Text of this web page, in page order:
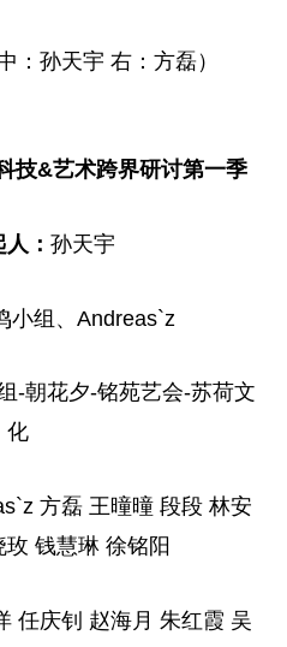
：孙天宇 右：方磊）
技&艺术跨界研讨第一季
： 孙天宇
小组、Andreas`z
-朝花夕-铭苑艺会-苏荷文
化
方磊 王曈曈 段段 林安
钱慧琳 徐铭阳
任庆钊 赵海月 朱红霞 吴